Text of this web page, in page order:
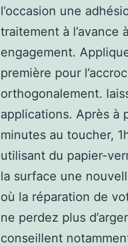
l’occasion une
traitement à l’avance
engagement.
première pour
orthogonalement.
applications. Après à
minutes au toucher,
utilisant du papier-
la surface une
où la réparation de
ne perdez plus
conseillent